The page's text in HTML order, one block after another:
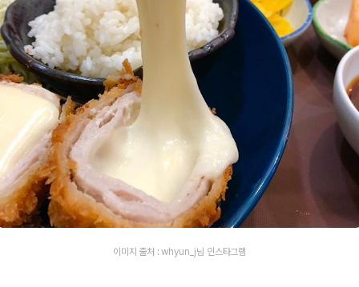
이미지 출처 : whyun_j님 인스타그램